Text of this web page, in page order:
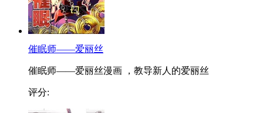
催眠师——爱丽丝
催眠师——爱丽丝漫画 ，教导新人的爱丽丝
评分: